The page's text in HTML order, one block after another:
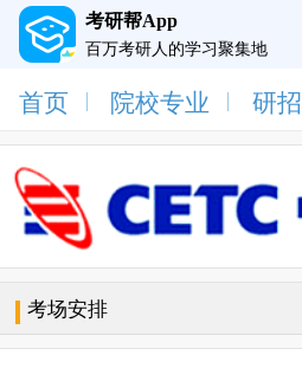
考研帮App
百万考研人的学习聚集地
首页 院校专业 研招
考场安排